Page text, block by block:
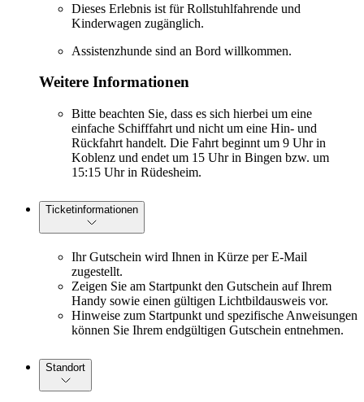
Dieses Erlebnis ist für Rollstuhlfahrende und
Kinderwagen zugänglich.
Assistenzhunde sind an Bord willkommen.
Weitere Informationen
Bitte beachten Sie, dass es sich hierbei um eine
einfache Schifffahrt und nicht um eine Hin- und
Rückfahrt handelt. Die Fahrt beginnt um 9 Uhr in
Koblenz und endet um 15 Uhr in Bingen bzw. um
15:15 Uhr in Rüdesheim.
Ticketinformationen
Ihr Gutschein wird Ihnen in Kürze per E-Mail
zugestellt.
Zeigen Sie am Startpunkt den Gutschein auf Ihrem
Handy sowie einen gültigen Lichtbildausweis vor.
Hinweise zum Startpunkt und spezifische Anweisungen
können Sie Ihrem endgültigen Gutschein entnehmen.
Standort